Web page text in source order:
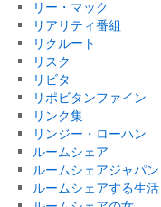
リー・マック
リアリティ番組
リクルート
リスク
リビタ
リポビタンファイン
リンク集
リンジー・ローハン
ルームシェア
ルームシェアジャパン
ルームシェアする生活